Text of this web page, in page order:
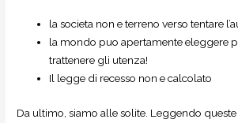
la societa non e terreno verso tentare
la mondo puo apertamente eleggere
trattenere gli utenza!
Il legge di recesso non e calcolato
Da ultimo, siamo alle solite. Leggendo